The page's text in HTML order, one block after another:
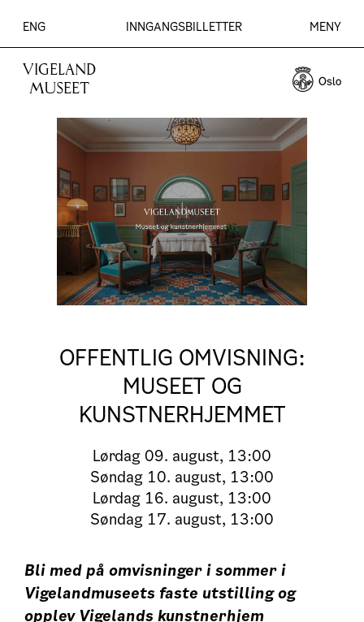
VIGELAND
MUSEET
INNGANGSBILLETTER
ENG MENY
OFFENTLIG OMVISNING:
MUSEET OG
KUNSTNERHJEMMET
Lørdag 09. august, 13:00
Søndag 10. august, 13:00
Lørdag 16. august, 13:00
Søndag 17. august, 13:00
Bli med på omvisninger i sommer i
Vigelandmuseets faste utstilling og
opplev Vigelands kunstnerhjem